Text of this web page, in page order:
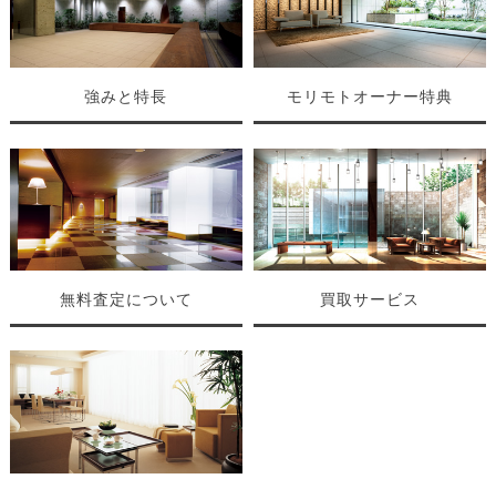
強みと特長 モリモトオーナー特典
無料査定について 買取サービス